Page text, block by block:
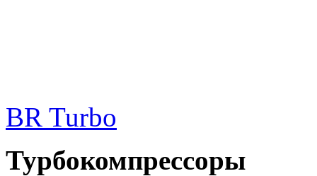
BR Turbo
Турбокомпрессоры